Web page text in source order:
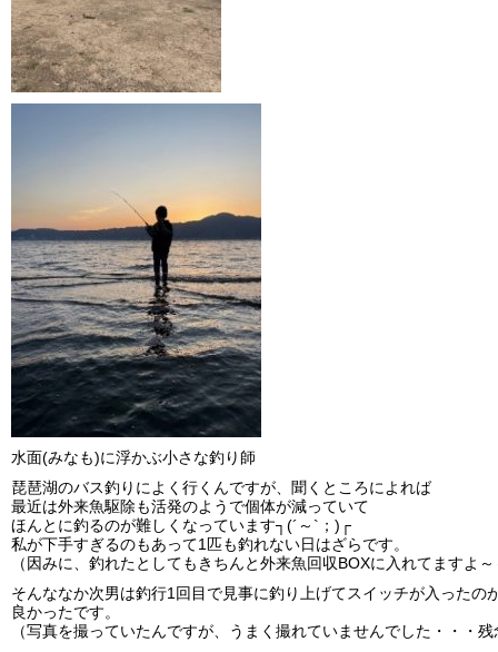
水面(みなも)に浮かぶ小さな釣り師
琵琶湖のバス釣りによく行くんですが、聞くところによれば
最近は外来魚駆除も活発のようで個体が減っていて
ほんとに釣るのが難しくなっています┐(´～`；)┌
私が下手すぎるのもあって1匹も釣れない日はざらです。
（因みに、釣れたとしてもきちんと外来魚回収BOXに入れてますよ
そんななか次男は釣行1回目で見事に釣り上げてスイッチが入ったの
良かったです。
（写真を撮っていたんですが、うまく撮れていませんでした・・・残